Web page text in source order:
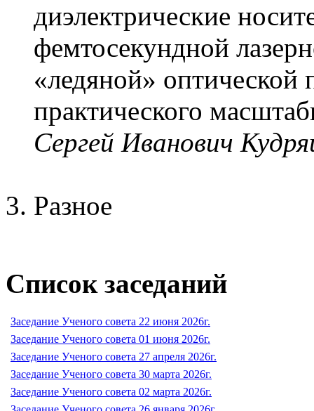
диэлектрические
фемтосекундной
«ледяной» оптической
практического
Сергей Иванович
Разное
Список заседаний
Заседание Ученого совета 22 июня 2026г.
Заседание Ученого совета 01 июня 2026г.
Заседание Ученого совета 27 апреля 2026г.
Заседание Ученого совета 30 марта 2026г.
Заседание Ученого совета 02 марта 2026г.